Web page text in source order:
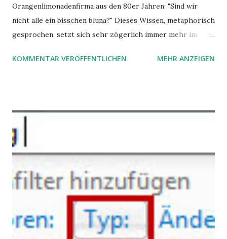
Orangenlimonadenfirma aus den 80er Jahren: "Sind wir
nicht alle ein bisschen bluna?" Dieses Wissen, metaphorisch
gesprochen, setzt sich sehr zögerlich immer mehr im
gleich. Im Arbeitskontext kann es zu nicht verstandenen
Angstzuständen ihrer Mitglieder. Dafür könnte es Gründe
geben, die weitgehend noch im Dunkeln zu liegen scheinen.
KOMMENTAR VERÖFFENTLICHEN MEHR ANZEIGEN